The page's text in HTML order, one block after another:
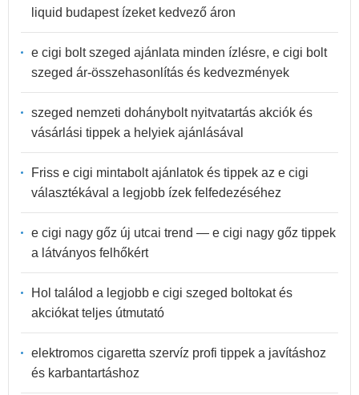
liquid budapest ízeket kedvező áron
e cigi bolt szeged ajánlata minden ízlésre, e cigi bolt
szeged ár-összehasonlítás és kedvezmények
szeged nemzeti dohánybolt nyitvatartás akciók és
vásárlási tippek a helyiek ajánlásával
Friss e cigi mintabolt ajánlatok és tippek az e cigi
választékával a legjobb ízek felfedezéséhez
e cigi nagy gőz új utcai trend — e cigi nagy gőz tippek
a látványos felhőkért
Hol találod a legjobb e cigi szeged boltokat és
akciókat teljes útmutató
elektromos cigaretta szervíz profi tippek a javításhoz
és karbantartáshoz